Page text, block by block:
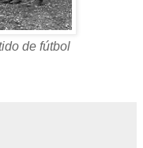
de fútbol